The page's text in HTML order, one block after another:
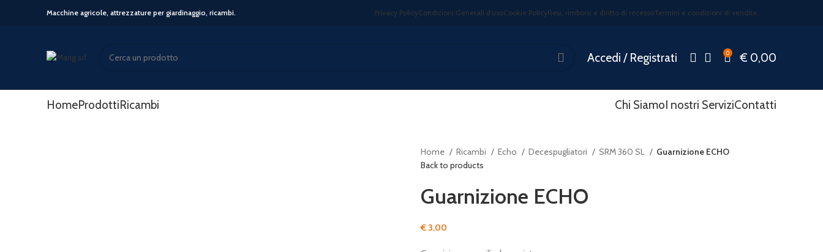
Macchine agricole, attrezzature per giardinaggio, ricambi. Privacy PolicyCondizioni Generali d’usoCookie PolicyResi, rimborsi e diritto di recessoTermini e condizioni di vendita
Accedi / Registrati 0 € 0,00
HomeProdottiRicambi Chi SiamoI nostri ServiziContatti
Home Ricambi Echo Decespugliatori SRM 360 SL
Guarnizione ECHO
Back to products
Guarnizione ECHO
€ 3,00
Start typing to see posts you are looking for.